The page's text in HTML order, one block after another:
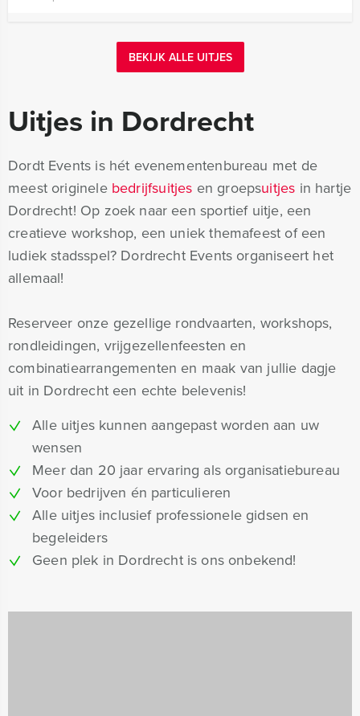
BEKIJK ALLE UITJES
Uitjes in Dordrecht
Dordt Events is hét evenementenbureau met de
meest originele bedrijfsuitjes en groepsuitjes in hartje
Dordrecht! Op zoek naar een sportief uitje, een
creatieve workshop, een uniek themafeest of een
ludiek stadsspel? Dordrecht Events organiseert het
allemaal!
Reserveer onze gezellige rondvaarten, workshops,
rondleidingen, vrijgezellenfeesten en
combinatiearrangementen en maak van jullie dagje
uit in Dordrecht een echte belevenis!
Alle uitjes kunnen aangepast worden aan uw
wensen
Meer dan 20 jaar ervaring als organisatiebureau
Voor bedrijven én particulieren
Alle uitjes inclusief professionele gidsen en
begeleiders
Geen plek in Dordrecht is ons onbekend!